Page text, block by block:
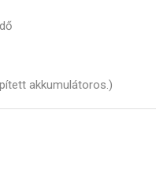
akkumulátoros.)